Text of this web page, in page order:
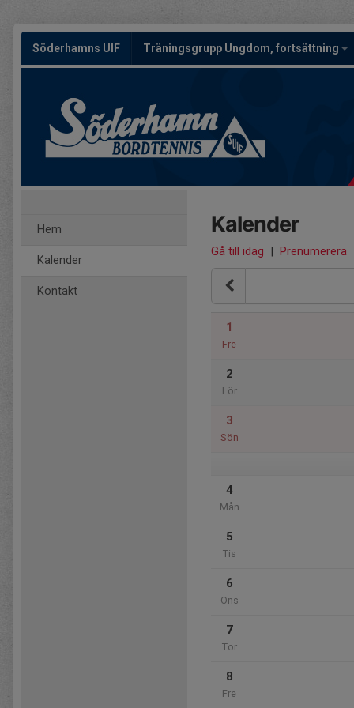
Söderhamns UIF Träningsgrupp Ungdom, fortsättning
Hem
Kalender
Kontakt
Kalender
Gå till idag | Prenumerera
1
Fre
2
Lör
3
Sön
4
Mån
5
Tis
6
Ons
7
Tor
8
Fre